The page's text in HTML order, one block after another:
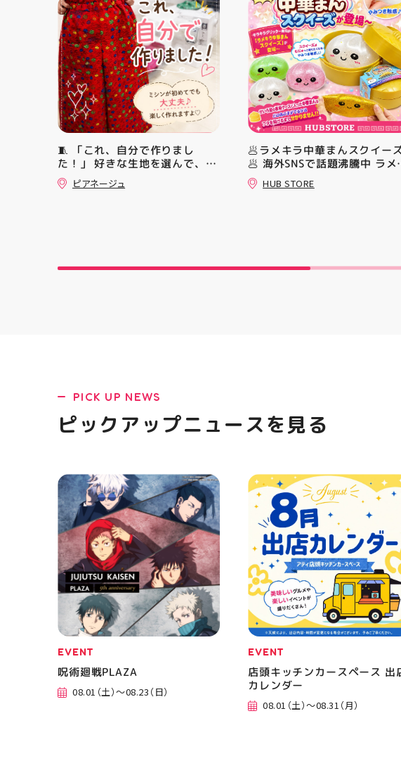
🧵 「これ、自分で作りまし
た！」 好きな生地を選んで、ミ
シンで少しずつ形にしていく時
間 完成した時の嬉しさは格別で
大歓迎です お洋服・バッグ・小
になる方はDMまたは店頭でお気
軽にお問い合わせください 写真
を横にスワイプして、完成まで
の様子も見てね #ピアネージュ
手作り 洋裁 ソーイング 郡山市
郡山 福島県 手作りのある暮ら
し
ピアネージュ
🥟ラメキラ中華まんスクイー
🥟 海外SNSで話題沸騰中 ラメ
ラ中華まんスクイーズが新登
場！ キラキラグリッター素材が
ラ中華まん #スクイーズ #中
HUB STORE
PICK UP NEWS
ピックアップニュースを見る
EVENT
呪術廻戦PLAZA
08.01（土）～08.23（日）
EVENT
店頭キッチンカースペース 出
カレンダー
08.01（土）～08.31（月）